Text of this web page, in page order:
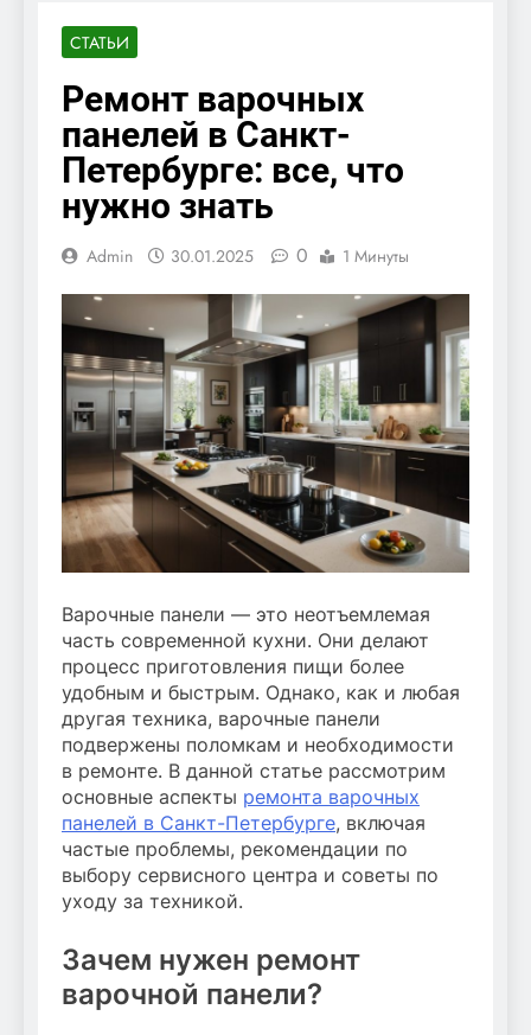
СТАТЬИ
Ремонт варочных
панелей в Санкт-
Петербурге: все, что
нужно знать
Admin 30.01.2025 0 1 Минуты
Варочные панели — это неотъемлемая
часть современной кухни. Они делают
процесс приготовления пищи более
удобным и быстрым. Однако, как и любая
другая техника, варочные панели
подвержены поломкам и необходимости
в ремонте. В данной статье рассмотрим
основные аспекты ремонта варочных
панелей в Санкт-Петербурге, включая
частые проблемы, рекомендации по
выбору сервисного центра и советы по
уходу за техникой.
Зачем нужен ремонт
варочной панели?